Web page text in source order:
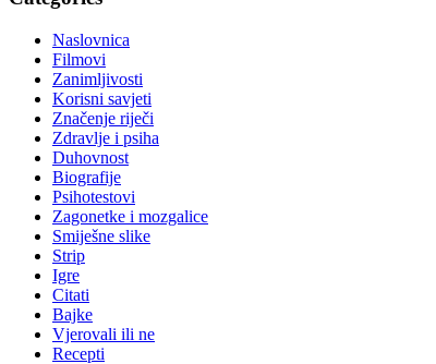
Naslovnica
Filmovi
Zanimljivosti
Korisni savjeti
Značenje riječi
Zdravlje i psiha
Duhovnost
Biografije
Psihotestovi
Zagonetke i mozgalice
Smiješne slike
Strip
Igre
Citati
Bajke
Vjerovali ili ne
Recepti